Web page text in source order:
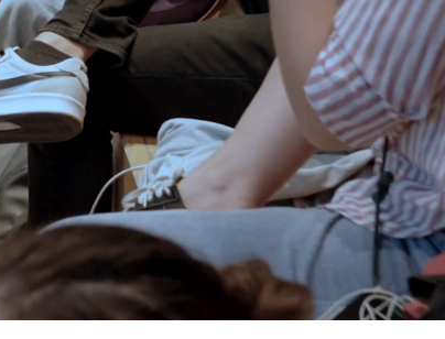
Servizi e accessibilità
Contatti
Biglietti